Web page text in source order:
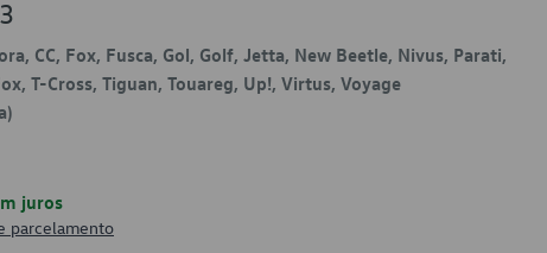
CC, Fox, Fusca, Gol, Golf, Jetta, New Beetle, Nivus, Parati,
T-Cross, Tiguan, Touareg, Up!, Virtus, Voyage
juros
parcelamento